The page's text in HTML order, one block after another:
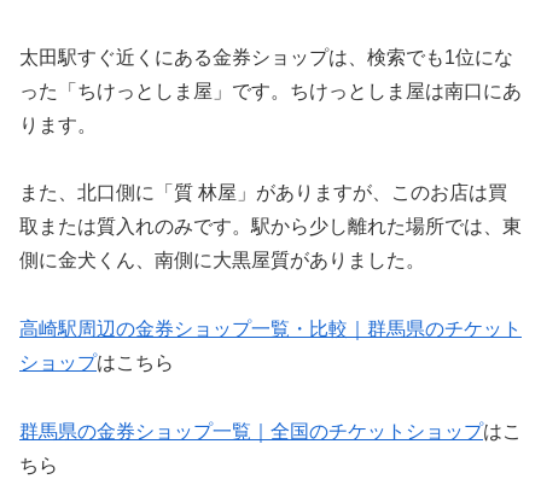
太田駅すぐ近くにある金券ショップは、検索でも1位にな
った「ちけっとしま屋」です。ちけっとしま屋は南口にあ
ります。
また、北口側に「質 林屋」がありますが、このお店は買
取または質入れのみです。駅から少し離れた場所では、東
側に金犬くん、南側に大黒屋質がありました。
高崎駅周辺の金券ショップ一覧・比較｜群馬県のチケット
ショップはこちら
群馬県の金券ショップ一覧｜全国のチケットショップはこ
ちら